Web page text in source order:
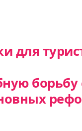
для
борьбу